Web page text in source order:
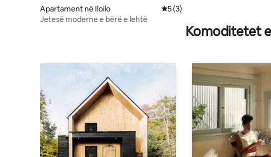
Apartament në Iloilo Vlerësimi mesatar 5 nga 5, 3
5 (3)
Jetesë moderne e bërë e lehtë
Komoditetet